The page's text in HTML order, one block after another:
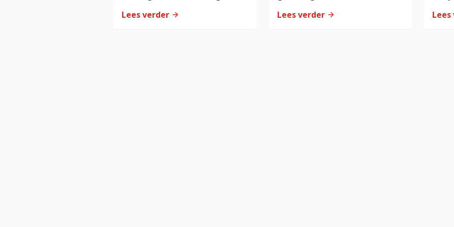
Lees verder Lees verder